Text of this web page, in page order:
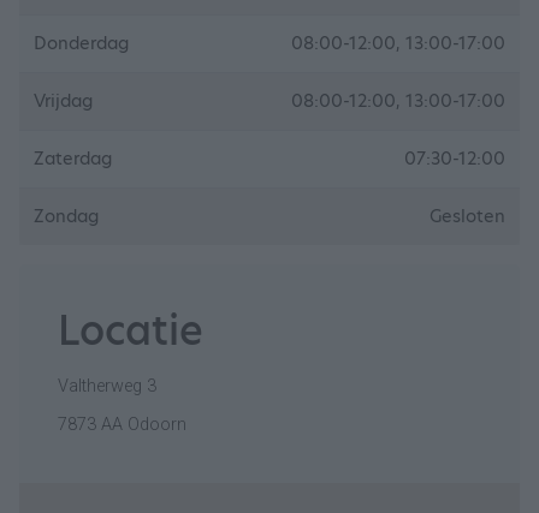
Donderdag 08:00-12:00, 13:00-17:00
Vrijdag 08:00-12:00, 13:00-17:00
Zaterdag 07:30-12:00
Zondag Gesloten
Locatie
Valtherweg 3
7873 AA Odoorn